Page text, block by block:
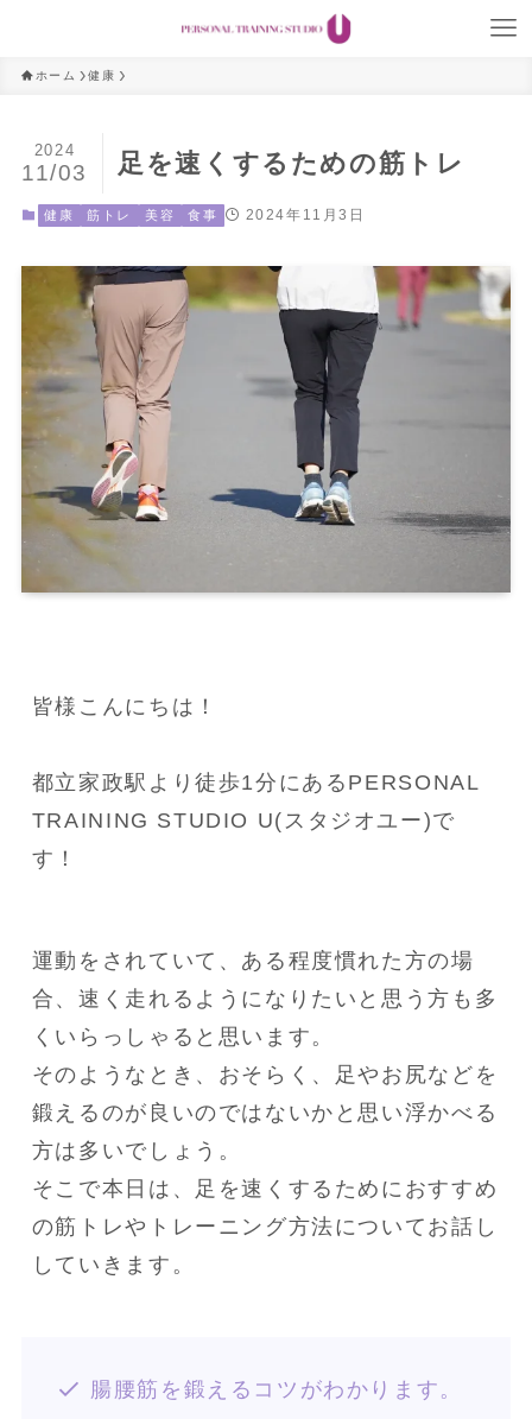
ホーム 健康
足を速くするための筋トレ
2024
11/03
健康 筋トレ 美容 食事 2024年11月3日
皆様こんにちは！
都立家政駅より徒歩1分にあるPERSONAL
TRAINING STUDIO U(スタジオユー)で
す！
運動をされていて、ある程度慣れた方の場
合、速く走れるようになりたいと思う方も多
くいらっしゃると思います。
そのようなとき、おそらく、足やお尻などを
鍛えるのが良いのではないかと思い浮かべる
方は多いでしょう。
そこで本日は、足を速くするためにおすすめ
の筋トレやトレーニング方法についてお話し
していきます。
腸腰筋を鍛えるコツがわかります。